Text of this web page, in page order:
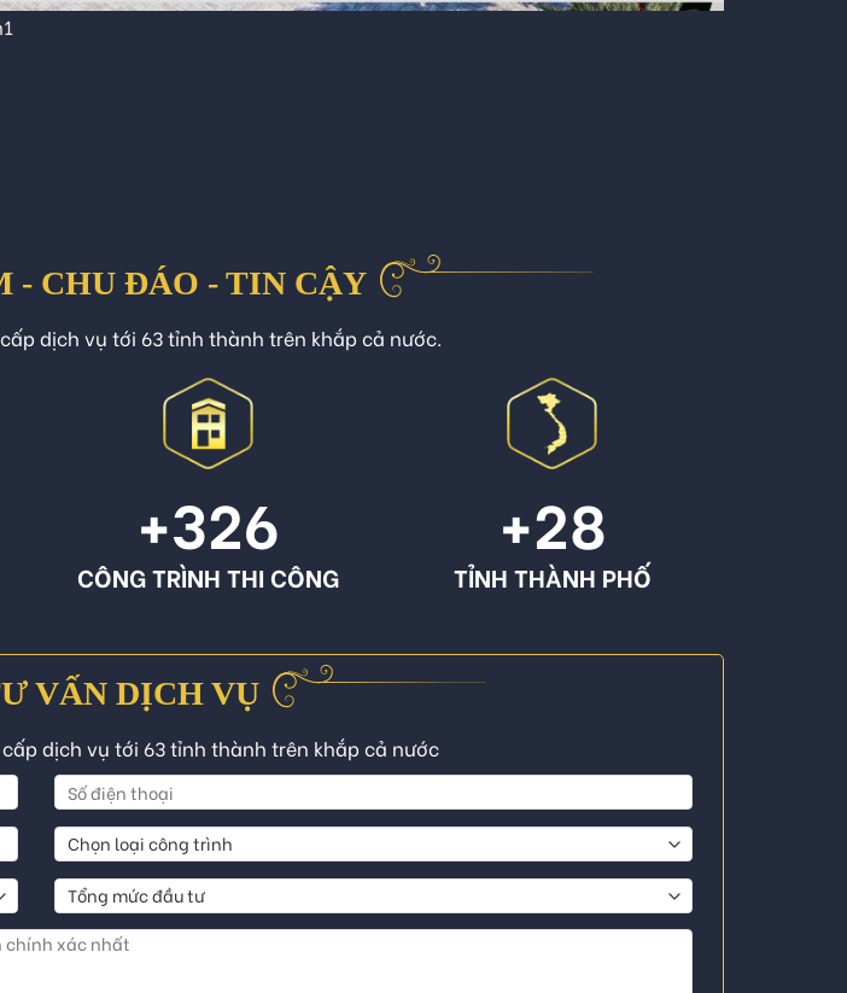
- CHU ĐÁO - TIN CẬY
cấp dịch vụ tới 63 tỉnh thành trên khắp cả nước.
+326
CÔNG TRÌNH THI CÔNG
+28
TỈNH THÀNH PHỐ
VẤN DỊCH VỤ
cấp dịch vụ tới 63 tỉnh thành trên khắp cả nước